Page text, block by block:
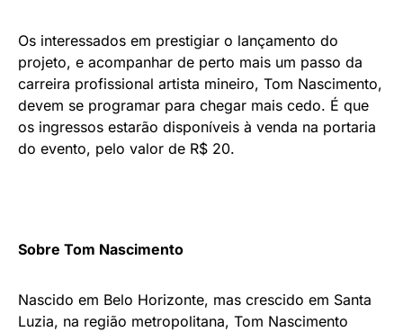
Os interessados em prestigiar o lançamento do
projeto, e acompanhar de perto mais um passo da
carreira profissional artista mineiro, Tom Nascimento,
devem se programar para chegar mais cedo. É que
os ingressos estarão disponíveis à venda na portaria
do evento, pelo valor de R$ 20.
Sobre Tom Nascimento
Nascido em Belo Horizonte, mas crescido em Santa
Luzia, na região metropolitana, Tom Nascimento